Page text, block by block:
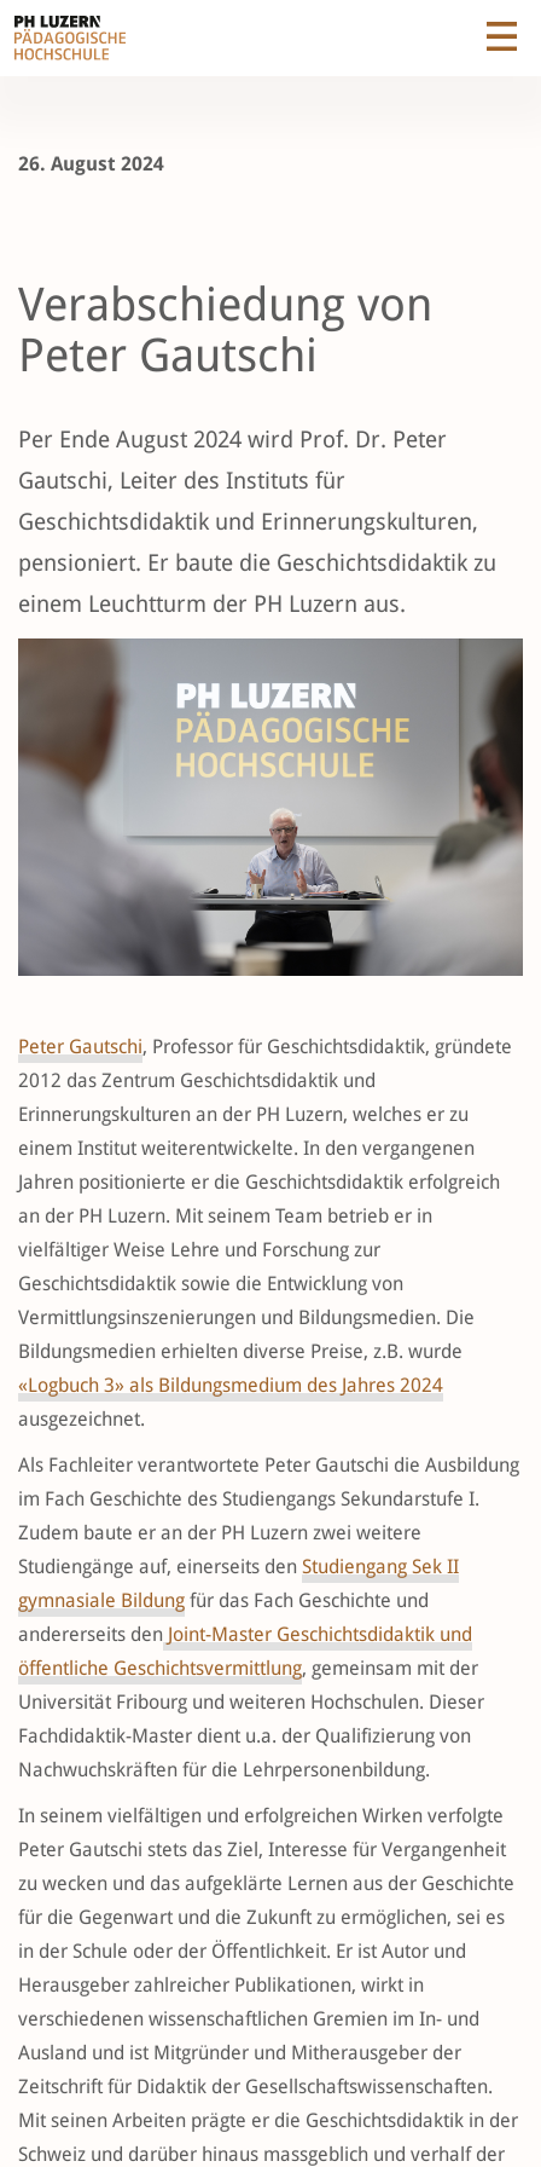
26. August 2024
Verabschiedung von
Peter Gautschi
Per Ende August 2024 wird Prof. Dr. Peter
Gautschi, Leiter des Instituts für
Geschichtsdidaktik und Erinnerungskulturen,
pensioniert. Er baute die Geschichtsdidaktik zu
einem Leuchtturm der PH Luzern aus.
Peter Gautschi, Professor für Geschichtsdidaktik, gründete
2012 das Zentrum Geschichtsdidaktik und
Erinnerungskulturen an der PH Luzern, welches er zu
einem Institut weiterentwickelte. In den vergangenen
Jahren positionierte er die Geschichtsdidaktik erfolgreich
an der PH Luzern. Mit seinem Team betrieb er in
vielfältiger Weise Lehre und Forschung zur
Geschichtsdidaktik sowie die Entwicklung von
Vermittlungsinszenierungen und Bildungsmedien. Die
Bildungsmedien erhielten diverse Preise, z.B. wurde
«Logbuch 3» als Bildungsmedium des Jahres 2024
ausgezeichnet.
Als Fachleiter verantwortete Peter Gautschi die Ausbildung
im Fach Geschichte des Studiengangs Sekundarstufe I.
Zudem baute er an der PH Luzern zwei weitere
Studiengänge auf, einerseits den Studiengang Sek II
gymnasiale Bildung für das Fach Geschichte und
andererseits den Joint-Master Geschichtsdidaktik und
öffentliche Geschichtsvermittlung, gemeinsam mit der
Universität Fribourg und weiteren Hochschulen. Dieser
Fachdidaktik-Master dient u.a. der Qualifizierung von
Nachwuchskräften für die Lehrpersonenbildung.
In seinem vielfältigen und erfolgreichen Wirken verfolgte
Peter Gautschi stets das Ziel, Interesse für Vergangenheit
zu wecken und das aufgeklärte Lernen aus der Geschichte
für die Gegenwart und die Zukunft zu ermöglichen, sei es
in der Schule oder der Öffentlichkeit. Er ist Autor und
Herausgeber zahlreicher Publikationen, wirkt in
verschiedenen wissenschaftlichen Gremien im In- und
Ausland und ist Mitgründer und Mitherausgeber der
Zeitschrift für Didaktik der Gesellschaftswissenschaften.
Mit seinen Arbeiten prägte er die Geschichtsdidaktik in der
Schweiz und darüber hinaus massgeblich und verhalf der